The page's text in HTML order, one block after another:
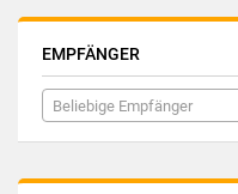
EMPFÄNGER
Beliebige Empfänger